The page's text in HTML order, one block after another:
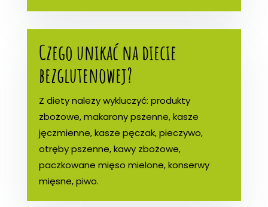
Czego unikać na diecie
bezglutenowej?
Z diety należy wykluczyć: produkty
zbożowe, makarony pszenne, kasze
jęczmienne, kasze pęczak, pieczywo,
otręby pszenne, kawy zbożowe,
paczkowane mięso mielone, konserwy
mięsne, piwo.